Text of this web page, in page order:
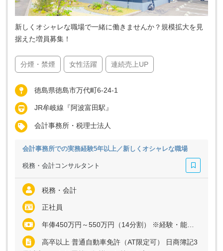
新しくオシャレな職場で一緒に働きませんか？規模拡大を見
据えた増員募集！
分煙・禁煙 女性活躍 連続売上UP
徳島県徳島市万代町6-24-1
JR牟岐線『阿波富田駅』
会計事務所・税理士法人
会計事務所での実務経験5年以上／新しくオシャレな職場
税務・会計コンサルタント
税務・会計
正社員
年俸450万円～550万円（14分割） ※経験・能力など考慮の上、決定いたします ※上記に固定残業代（月30時間分＝6万724円～7万4218円）を含む ※超過分は別途全額支給
高卒以上 普通自動車免許（AT限定可） 日商簿記3